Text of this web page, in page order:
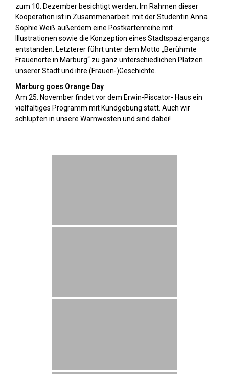
zum 10. Dezember besichtigt werden. Im Rahmen dieser
Kooperation ist in Zusammenarbeit mit der Studentin Anna
Sophie Weiß außerdem eine Postkartenreihe mit
Illustrationen sowie die Konzeption eines Stadtspaziergangs
entstanden. Letzterer führt unter dem Motto „Berühmte
Frauenorte in Marburg“ zu ganz unterschiedlichen Plätzen
unserer Stadt und ihre (Frauen-)Geschichte.
Marburg goes Orange Day
Am 25. November findet vor dem Erwin-Piscator- Haus ein
vielfältiges Programm mit Kundgebung statt. Auch wir
schlüpfen in unsere Warnwesten und sind dabei!